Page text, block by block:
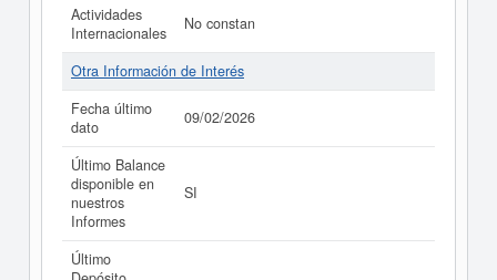
Actividades
Internacionales
No constan
Otra Información de Interés
Fecha último
dato
09/02/2026
Último Balance
disponible en
nuestros
Informes
SI
Último